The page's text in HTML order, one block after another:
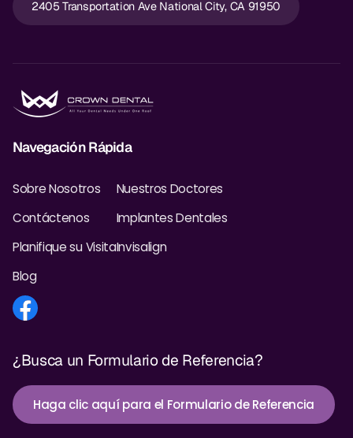
2405 Transportation Ave National City, CA 91950
Navegación Rápida
Sobre Nosotros
Contáctenos
Planifique su Visita
Blog
Nuestros Doctores
Implantes Dentales
Invisalign
¿Busca un Formulario de Referencia?
Haga clic aquí para el Formulario de Referencia